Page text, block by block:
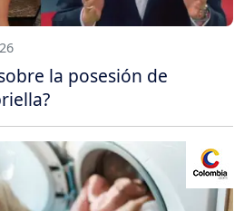
la posesión de